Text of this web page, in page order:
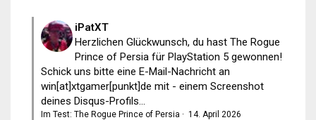
iPatXT
Herzlichen Glückwunsch, du hast The Rogue
Prince of Persia für PlayStation 5 gewonnen!
Schick uns bitte eine E-Mail-Nachricht an
win[at]xtgamer[punkt]de mit - einem Screenshot
deines Disqus-Profils...
Im Test: The Rogue Prince of Persia · 14. April 2026